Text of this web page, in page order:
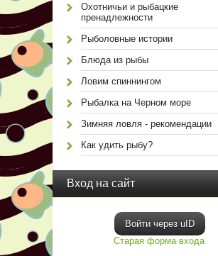
Охотничьи и рыбацкие
пренадлежности
Рыболовные истории
Блюда из рыбы
Ловим спиннингом
Рыбалка на Черном море
Зимняя ловля - рекомендации
Как удить рыбу?
Вход на сайт
Войти через uID
Старая форма входа